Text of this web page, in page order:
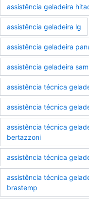
assistência geladeira
assistência geladeira lg
assistência geladeira
assistência geladeira
assistência técnica
assistência técnica
assistência técnica
bertazzoni
assistência técnica
assistência técnica
brastemp